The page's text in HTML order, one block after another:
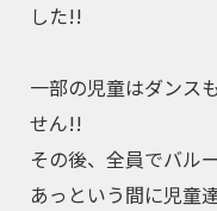
した!!
一部の児童はダンス
せん!!
その後、全員でバル
あっという間に児童